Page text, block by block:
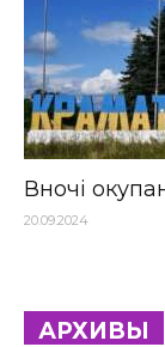
Вночі
20.09.2024
АРХИВЫ